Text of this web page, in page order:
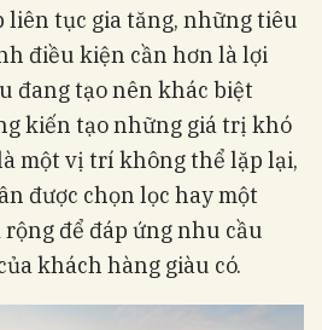
liên tục gia tăng, những tiêu
điều kiện cần hơn là lợi
đang tạo nên khác biệt
kiến tạo những giá trị khó
một vị trí không thể lặp lại,
được chọn lọc hay một
để đáp ứng nhu cầu
khách hàng giàu có.